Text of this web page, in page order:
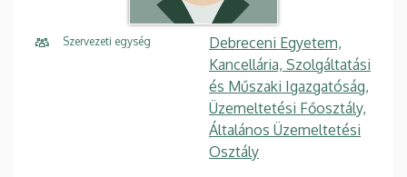
Szervezeti egység
Debreceni Egyetem,
Kancellária, Szolgáltatási
és Műszaki Igazgatóság,
Üzemeltetési Főosztály,
Általános Üzemeltetési
Osztály